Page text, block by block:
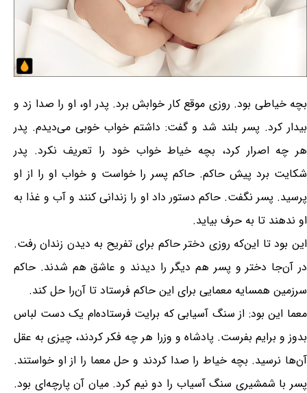
بچه خیاطى بود. روزى موقع کار خوابش برد. پدر او، او را صدا زد و
بیدار کرد. پسر بلند شد و گفت: داشتم خواب خوبى مى‌دیدم. پدر
هر چه اصرار کرد، بچه خیاط خواب خود را تعریف نکرد. پدر
شکایت برد پیش حاکم. حاکم پسر را خواست و خواب او را از او
پرسید. پسر نگفت. حاکم دستور داد او را زندانى کنند و آب و غذا به
او ندهند تا به حرف بیاید.
این بود تا این‌که روزى دختر حاکم براى تفریح به دیدن زندان رفت.
در آن‌جا دختر و پسر هم دیگر را دیدند و عاشق هم شدند. حاکم
سرزمین همسایه معمایى براى این حاکم فرستاد تا آن‌را حل کند.
معما این بود: از سنگ آسیابى که برایت فرستاده‌ام یک دست لباس
بدوز و برایم بفرست. پادشاه و وزرا هر چه فکر کردند، چیزى به عقل
آن‌ها نرسید. بچه خیاط را صدا کردند و حل معما را از او خواستند.
پسر با شمشیرى سنگ آسیاب را دو نیم کرد. میان آن پارچه‌اى بود.